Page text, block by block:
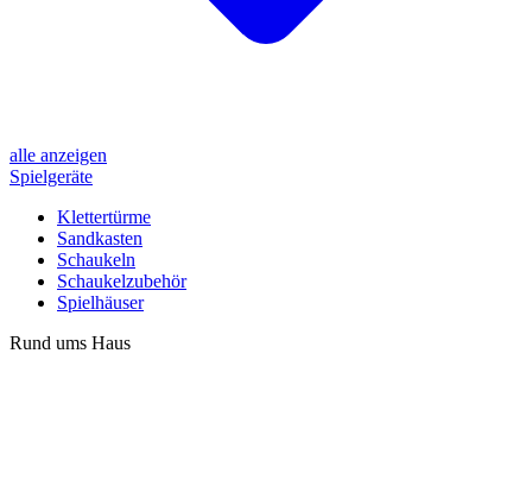
alle anzeigen
Spielgeräte
Klettertürme
Sandkasten
Schaukeln
Schaukelzubehör
Spielhäuser
Rund ums Haus